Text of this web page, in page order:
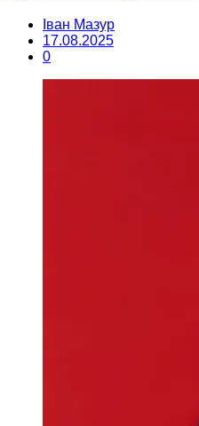
Іван Мазур
17.08.2025
0